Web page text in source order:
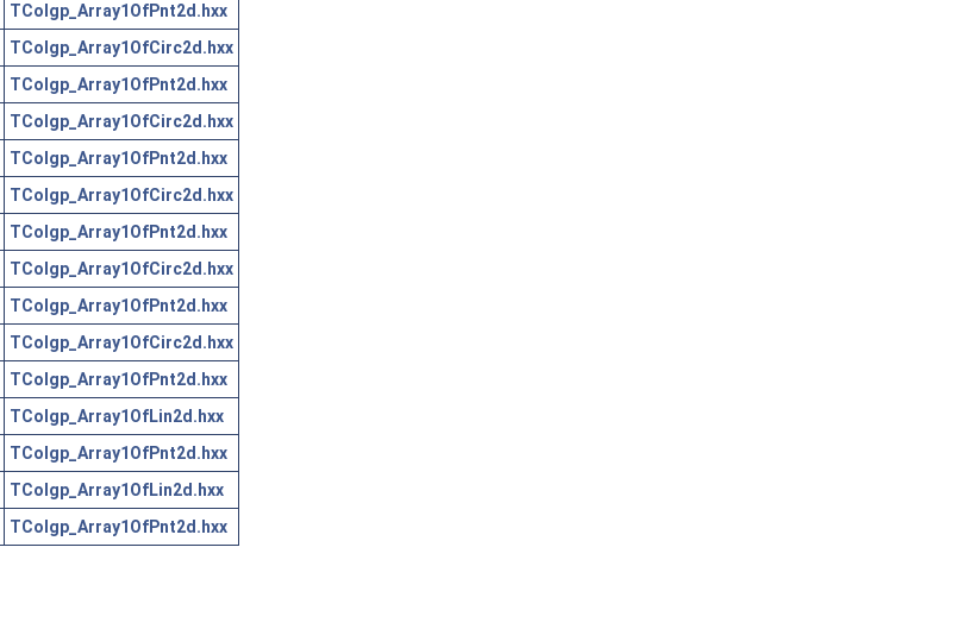
TColgp_Array1OfPnt2d.hxx
TColgp_Array1OfCirc2d.hxx
TColgp_Array1OfPnt2d.hxx
TColgp_Array1OfCirc2d.hxx
TColgp_Array1OfPnt2d.hxx
TColgp_Array1OfCirc2d.hxx
TColgp_Array1OfPnt2d.hxx
TColgp_Array1OfCirc2d.hxx
TColgp_Array1OfPnt2d.hxx
TColgp_Array1OfCirc2d.hxx
TColgp_Array1OfPnt2d.hxx
TColgp_Array1OfLin2d.hxx
TColgp_Array1OfPnt2d.hxx
TColgp_Array1OfLin2d.hxx
TColgp_Array1OfPnt2d.hxx